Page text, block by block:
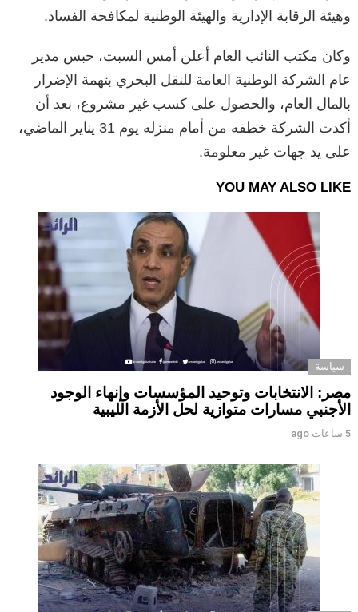
وهيئة الرقابة الإدارية والهيئة الوطنية لمكافحة الفساد.
وكان مكتب النائب العام أعلن أمس السبت، حبس مدير
عام الشركة الوطنية العامة للنقل البحري بتهمة الإضرار
بالمال العام، والحصول على كسب غير مشروع، بعد أن
أكدت الشركة خطفه من أمام منزله يوم 31 يناير الماضي،
على يد جهات غير معلومة.
YOU MAY ALSO LIKE
سياسة
مصر: الانتخابات وتوحيد المؤسسات وإنهاء الوجود
الأجنبي مسارات متوازية لحل الأزمة الليبية
5 ساعات ago